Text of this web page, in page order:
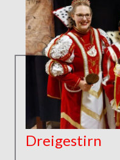
Dreigestirn